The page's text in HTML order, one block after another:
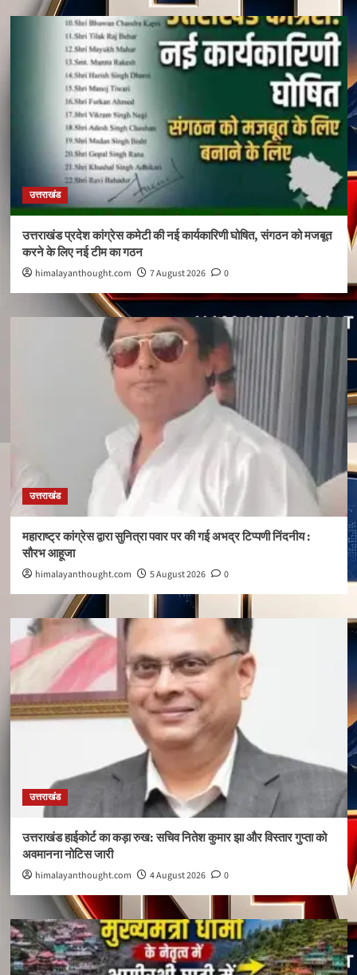
उत्तराखंड
उत्तराखंड प्रदेश कांग्रेस कमेटी की नई कार्यकारिणी घोषित, संगठन को मजबूत
करने के लिए नई टीम का गठन
himalayanthought.com 7 August 2026 0
उत्तराखंड
महाराष्ट्र कांग्रेस द्वारा सुनित्रा पवार पर की गई अभद्र टिप्पणी निंदनीय :
सौरभ आहूजा
himalayanthought.com 5 August 2026 0
उत्तराखंड
उत्तराखंड हाईकोर्ट का कड़ा रुख: सचिव नितेश कुमार झा और विस्तार गुप्ता को
अवमानना नोटिस जारी
himalayanthought.com 4 August 2026 0